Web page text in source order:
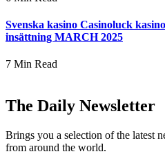
Svenska kasino Casinoluck
insättning MARCH 2025
7 Min Read
The Daily Newsletter
Brings you a selection of the latest
from around the world.